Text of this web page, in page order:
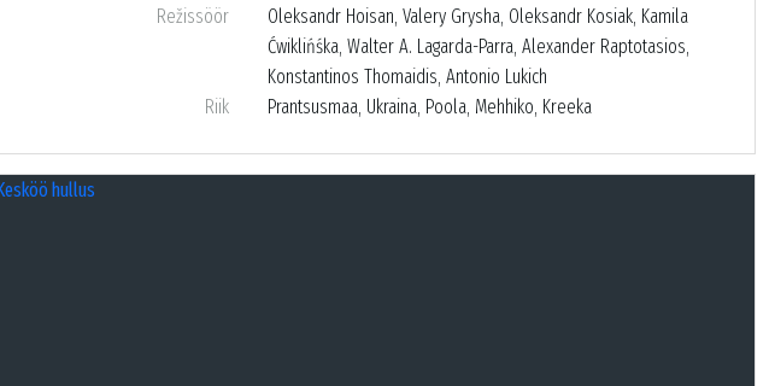
Režissöör
Oleksandr Hoisan, Valery Grysha, Oleksandr Kosiak, Kamila
Ćwiklińśka, Walter A. Lagarda-Parra, Alexander Raptotasios,
Konstantinos Thomaidis, Antonio Lukich
Riik
Prantsusmaa, Ukraina, Poola, Mehhiko, Kreeka